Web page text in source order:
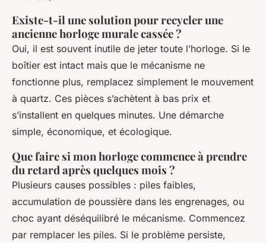
Existe-t-il une solution pour recycler une
ancienne horloge murale cassée ?
Oui, il est souvent inutile de jeter toute l’horloge. Si le
boîtier est intact mais que le mécanisme ne
fonctionne plus, remplacez simplement le mouvement
à quartz. Ces pièces s’achètent à bas prix et
s’installent en quelques minutes. Une démarche
simple, économique, et écologique.
Que faire si mon horloge commence à prendre
du retard après quelques mois ?
Plusieurs causes possibles : piles faibles,
accumulation de poussière dans les engrenages, ou
choc ayant déséquilibré le mécanisme. Commencez
par remplacer les piles. Si le problème persiste,